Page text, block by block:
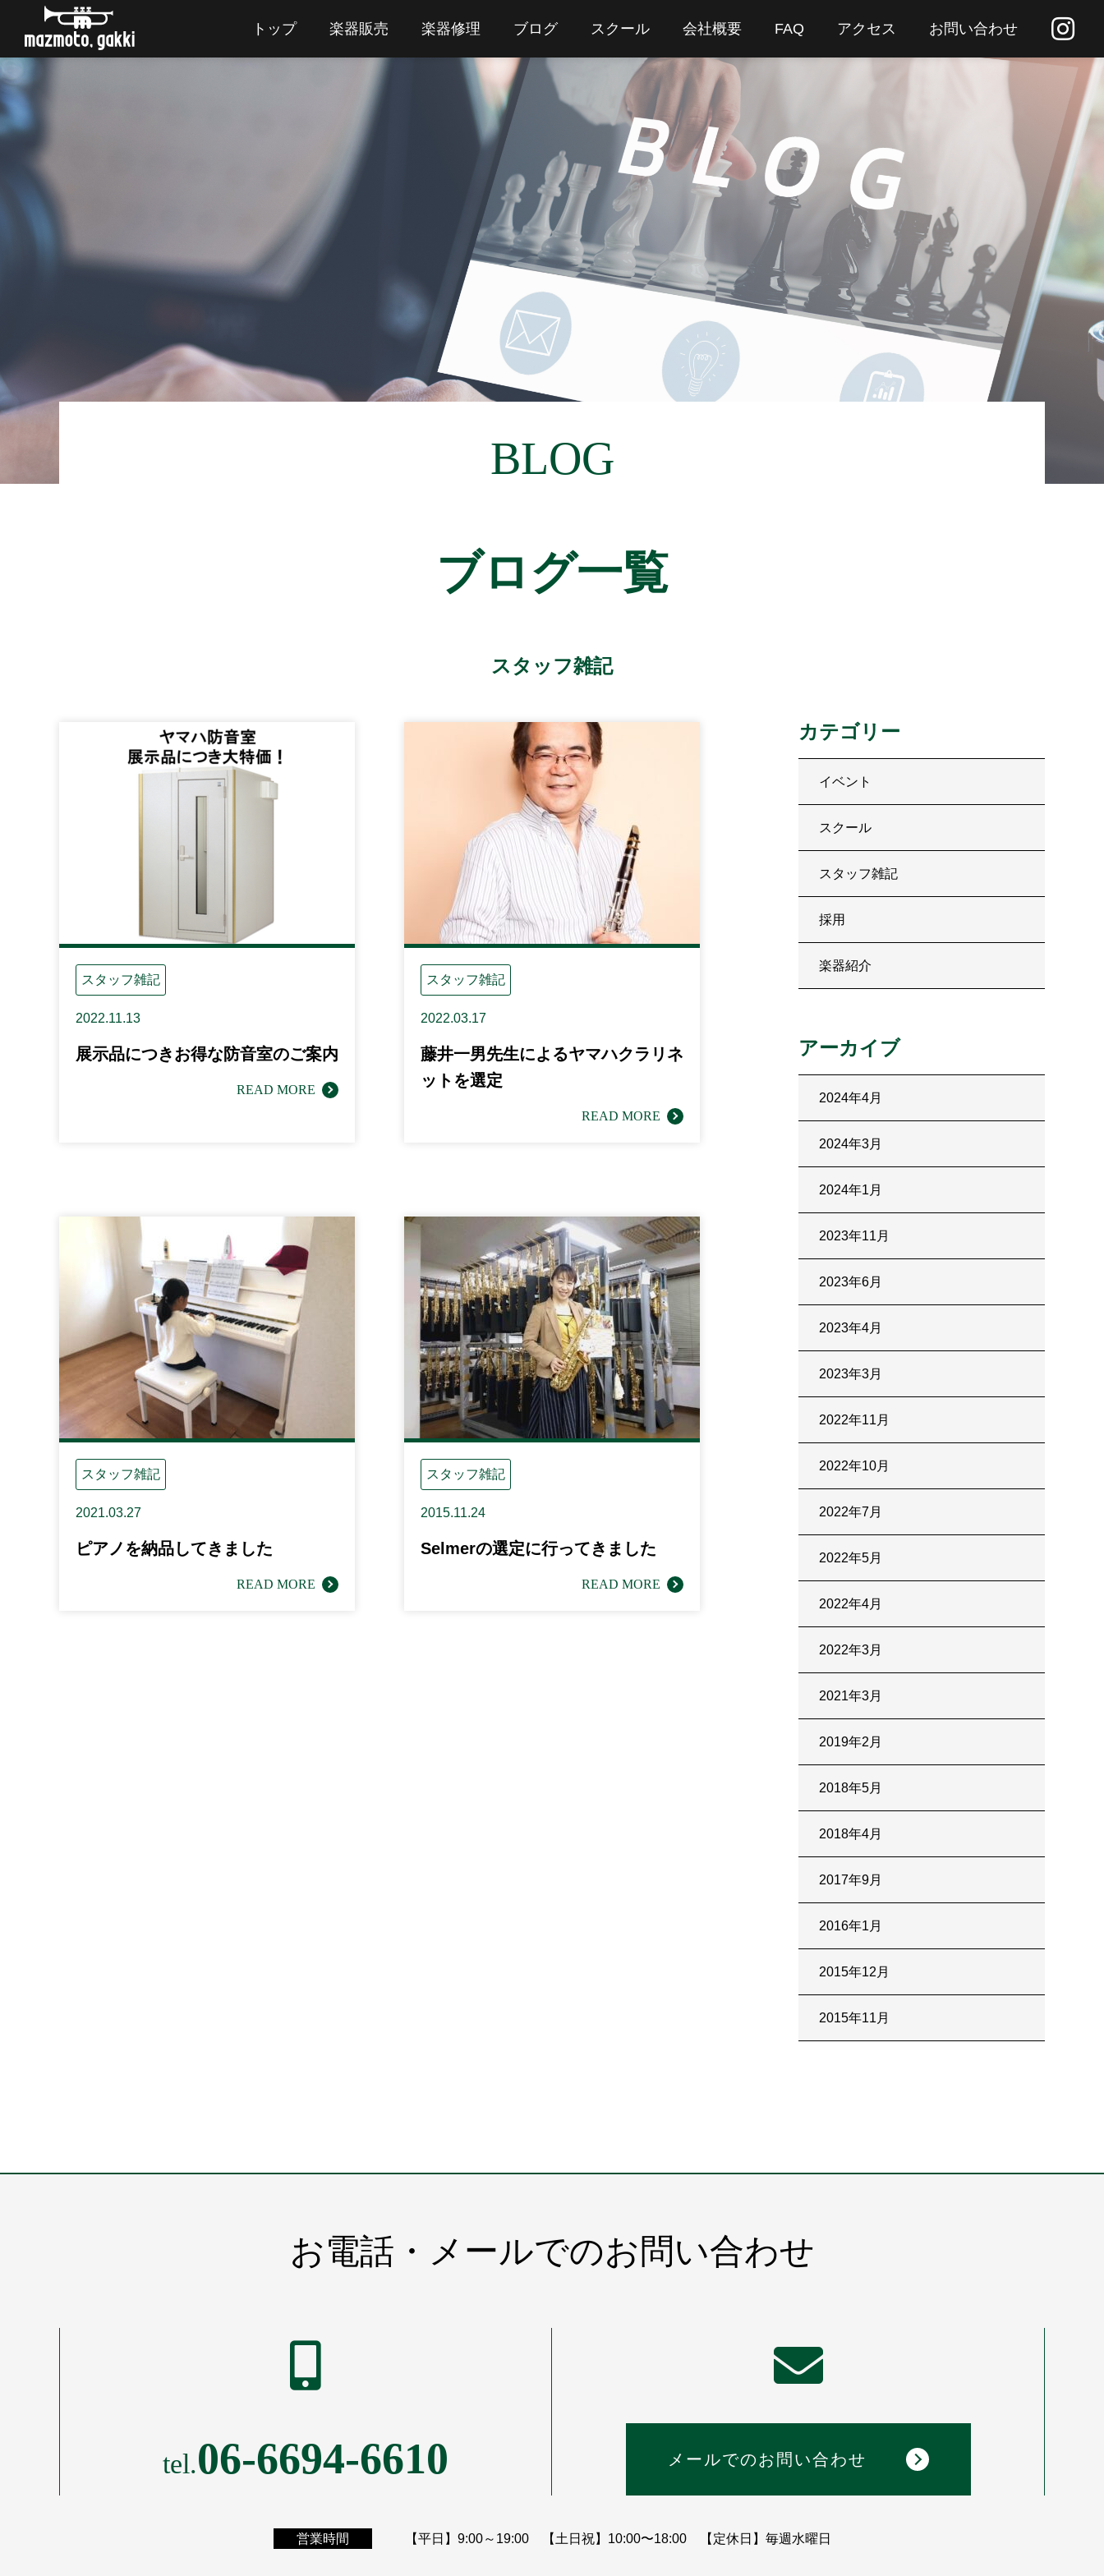
トップ 楽器販売 楽器修理 ブログ スクール 会社概要 FAQ アクセス お問い合わせ
BLOG
ブログ一覧
スタッフ雑記
スタッフ雑記
2022.11.13
展示品につきお得な防音室のご案内
READ MORE
スタッフ雑記
2022.03.17
藤井一男先生によるヤマハクラリネ
ットを選定
READ MORE
スタッフ雑記
2021.03.27
ピアノを納品してきました
READ MORE
スタッフ雑記
2015.11.24
Selmerの選定に行ってきました
READ MORE
カテゴリー
イベント
スクール
スタッフ雑記
採用
楽器紹介
アーカイブ
2024年4月
2024年3月
2024年1月
2023年11月
2023年6月
2023年4月
2023年3月
2022年11月
2022年10月
2022年7月
2022年5月
2022年4月
2022年3月
2021年3月
2019年2月
2018年5月
2018年4月
2017年9月
2016年1月
2015年12月
2015年11月
お電話・メールでのお問い合わせ
tel.06-6694-6610 メールでのお問い合わせ
営業時間 【平日】9:00～19:00 【土日祝】10:00〜18:00 【定休日】毎週水曜日